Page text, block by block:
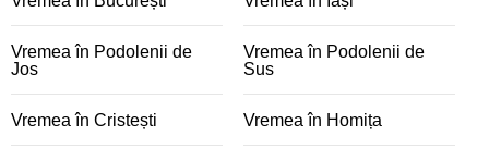
Vremea în Podolenii de
Jos
Vremea în Podolenii de
Sus
Vremea în Cristești Vremea în Homița